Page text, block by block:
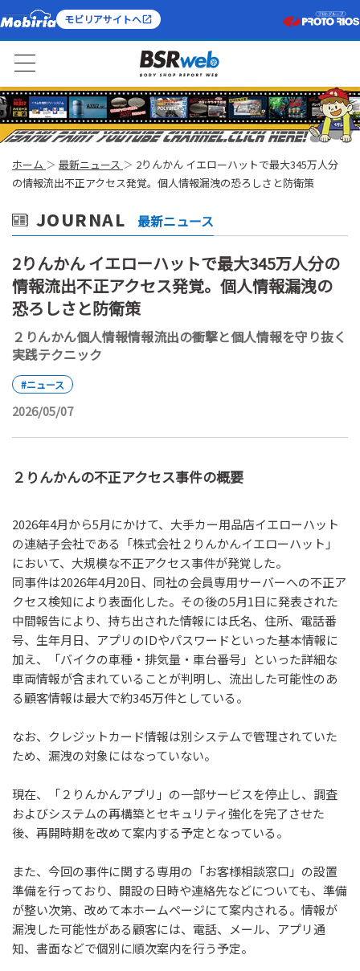
モビリアサイトへ
ホーム 最新ニュース
2りんかん イエローハットで最大345万人分
の情報流出不正アクセス発覚。個人情報漏洩の恐ろしさと防衛策
JOURNAL 最新ニュース
2りんかん イエローハットで最大345万人分の
情報流出不正アクセス発覚。個人情報漏洩の
恐ろしさと防衛策
２りんかん個人情報情報流出の衝撃と個人情報を守り抜く
実践テクニック
#ニュース
2026/05/07
２りんかんの不正アクセス事件の概要
2026年4月から5月にかけて、大手カー用品店イエローハット
の連結子会社である「株式会社２りんかんイエローハット」
において、大規模な不正アクセス事件が発覚した。
同事件は2026年4月20日、同社の会員専用サーバーへの不正ア
クセス検知により表面化した。その後の5月1日に発表された
中間報告により、持ち出された情報には氏名、住所、電話番
号、生年月日、アプリのIDやパスワードといった基本情報に
加え、「バイクの車種・排気量・車台番号」といった詳細な
車両情報が含まれていることが判明し、流出した可能性のあ
る顧客情報は最大で約345万件としている。
なお、クレジットカード情報は別システムで管理されていた
ため、漏洩の対象にはなっていない。
現在、「２りんかんアプリ」の一部サービスを停止し、調査
およびシステムの再構築とセキュリティ強化を完了させた
後、再開時期を改めて案内する予定となっている。
また、今回の事件に関する専用の「お客様相談窓口」の設置
準備を行っており、開設の日時や連絡先などについても、準備
が整い次第、改めて本ホームページにて案内される。情報が
漏洩した可能性がある顧客には、電話、メール、アプリ通
知、書面などで個別に順次案内を行う予定。